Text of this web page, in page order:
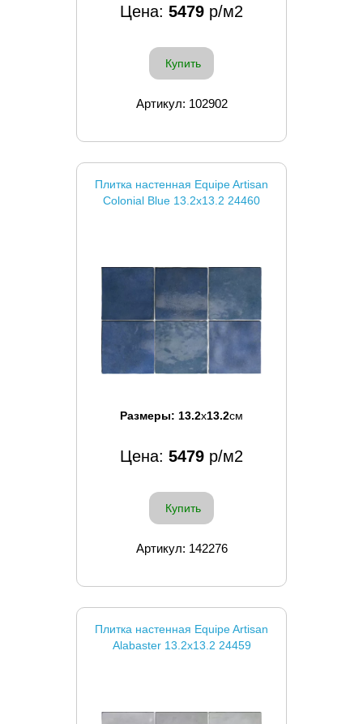
Цена: 5479 р/м2
Купить
Артикул: 102902
Плитка настенная Equipe Artisan
Colonial Blue 13.2x13.2 24460
Размеры: 13.2x13.2см
Цена: 5479 р/м2
Купить
Артикул: 142276
Плитка настенная Equipe Artisan
Alabaster 13.2x13.2 24459